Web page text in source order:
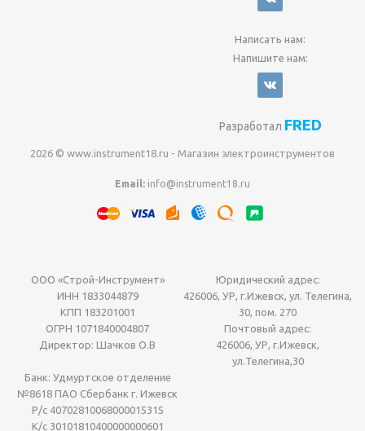
Написать нам:
Напишите нам:
Разработал FRED
2026 © www.instrument18.ru - Магазин электроинструментов
Email: info@instrument18.ru
ООО «Строй-Инструмент»
ИНН 1833044879
КПП 183201001
ОГРН 1071840004807
Директор: Шачков О.В
Юридический адрес:
426006, УР, г.Ижевск, ул. Телегина,
30, пом. 270
Почтовый адрес:
426006, УР, г.Ижевск,
ул.Телегина,30
Банк: Удмуртское отделение
№8618 ПАО Сбербанк г. Ижевск
Р/с 40702810068000015315
К/с 30101810400000000601